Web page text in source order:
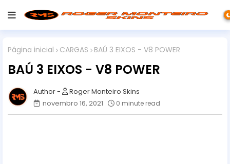
Página inicial CARGAS BAÚ 3 EIXOS - V8 POWER
BAÚ 3 EIXOS - V8 POWER
Roger Monteiro Skins
novembro 16, 2021
0 minute read